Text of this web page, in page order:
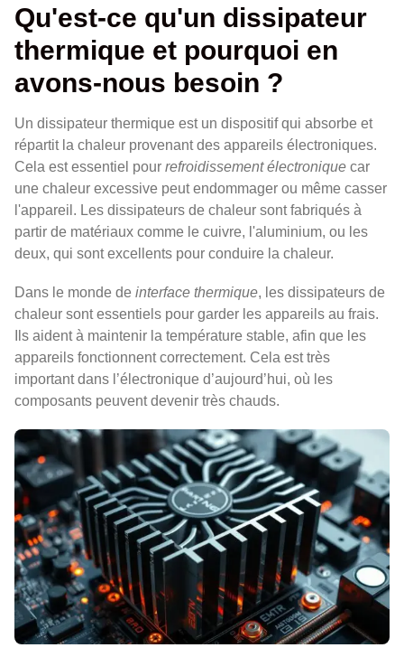
Qu'est-ce qu'un dissipateur
thermique et pourquoi en
avons-nous besoin ?
Un dissipateur thermique est un dispositif qui absorbe et
répartit la chaleur provenant des appareils électroniques.
Cela est essentiel pour refroidissement électronique car
une chaleur excessive peut endommager ou même casser
l'appareil. Les dissipateurs de chaleur sont fabriqués à
partir de matériaux comme le cuivre, l'aluminium, ou les
deux, qui sont excellents pour conduire la chaleur.
Dans le monde de interface thermique, les dissipateurs de
chaleur sont essentiels pour garder les appareils au frais.
Ils aident à maintenir la température stable, afin que les
appareils fonctionnent correctement. Cela est très
important dans l’électronique d’aujourd’hui, où les
composants peuvent devenir très chauds.